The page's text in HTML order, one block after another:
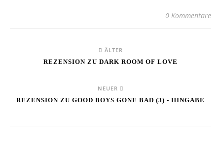
0 Kommentare
ÄLTER
REZENSION ZU DARK ROOM OF LOVE
NEUER
REZENSION ZU GOOD BOYS GONE BAD (3) - HINGABE